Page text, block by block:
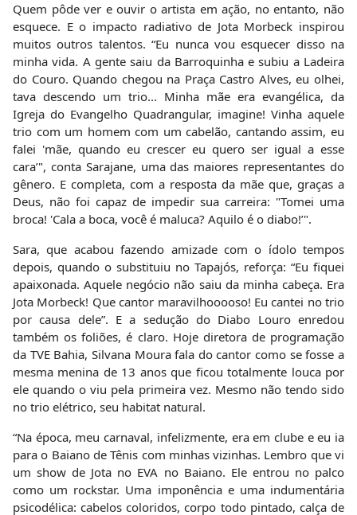
Quem pôde ver e ouvir o artista em ação, no entanto, não
esquece. E o impacto radiativo de Jota Morbeck inspirou
muitos outros talentos. “Eu nunca vou esquecer disso na
minha vida. A gente saiu da Barroquinha e subiu a Ladeira
do Couro. Quando chegou na Praça Castro Alves, eu olhei,
tava descendo um trio... Minha mãe era evangélica, da
Igreja do Evangelho Quadrangular, imagine! Vinha aquele
trio com um homem com um cabelão, cantando assim, eu
falei 'mãe, quando eu crescer eu quero ser igual a esse
cara’", conta Sarajane, uma das maiores representantes do
gênero. E completa, com a resposta da mãe que, graças a
Deus, não foi capaz de impedir sua carreira: "Tomei uma
broca! 'Cala a boca, você é maluca? Aquilo é o diabo!’".
Sara, que acabou fazendo amizade com o ídolo tempos
depois, quando o substituiu no Tapajós, reforça: “Eu fiquei
apaixonada. Aquele negócio não saiu da minha cabeça. Era
Jota Morbeck! Que cantor maravilhooooso! Eu cantei no trio
por causa dele”. E a sedução do Diabo Louro enredou
também os foliões, é claro. Hoje diretora de programação
da TVE Bahia, Silvana Moura fala do cantor como se fosse a
mesma menina de 13 anos que ficou totalmente louca por
ele quando o viu pela primeira vez. Mesmo não tendo sido
no trio elétrico, seu habitat natural.
“Na época, meu carnaval, infelizmente, era em clube e eu ia
para o Baiano de Tênis com minhas vizinhas. Lembro que vi
um show de Jota no EVA no Baiano. Ele entrou no palco
como um rockstar. Uma imponência e uma indumentária
psicodélica: cabelos coloridos, corpo todo pintado, calça de